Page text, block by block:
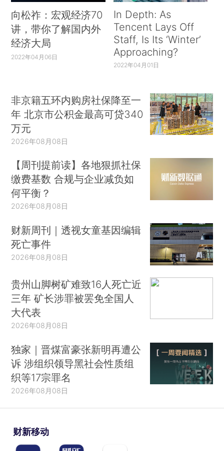
向松祚：宏观经济70
讲，带你了解国内外
经济大局
2022年04月06日
In Depth: As
Tencent Lays Off
Staff, Is Its ‘Winter’
Approaching?
2022年04月01日
非京籍五环内购房社保降至一
年 北京市公积金最高可贷340
万元
2026年08月08日
【周刊提前读】各地狠抓社保
缴费基数 合规与企业减负如
何平衡？
2026年08月08日
财新周刊｜透视女童基因编辑
死亡事件
2026年08月08日
贵州山脚树矿难致16人死亡近
三年 矿长涉罪被罢免全国人
大代表
2026年08月08日
独家｜晋煤富豪张新明再遭公
诉 涉组织领导黑社会性质组
织等17宗罪名
2026年08月08日
财新移动